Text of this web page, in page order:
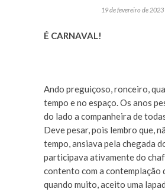
19 de fevereiro de 2023
É CARNAVAL!
Ando preguiçoso, ronceiro,
tempo e no espaço. Os anos
do lado a companheira de
Deve pesar, pois lembro que,
tempo, ansiava pela chegada
participava ativamente do
contento com a contemplação
quando muito, aceito uma